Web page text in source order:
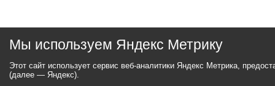
Мы используем Яндекс Метрику
Этот сайт использует сервис веб-аналитики Яндекс Метрика,
(далее — Яндекс).